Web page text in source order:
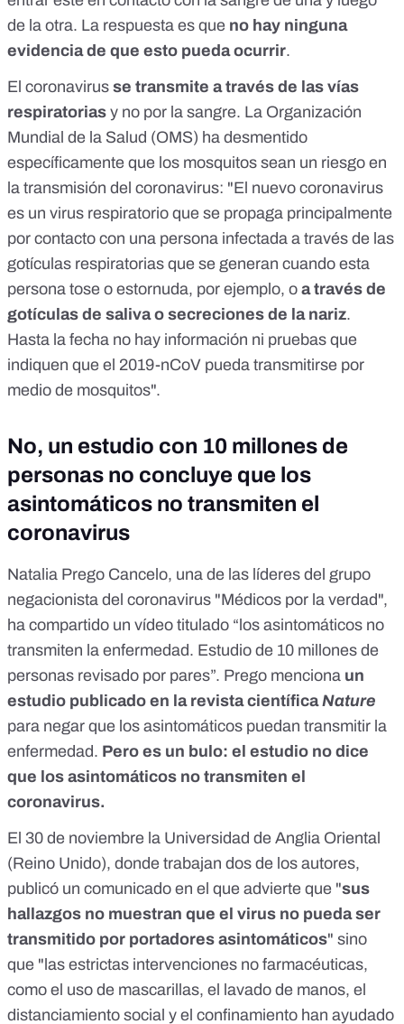
de la otra. La respuesta es que no hay ninguna
evidencia de que esto pueda ocurrir.
El coronavirus se transmite a través de las vías
respiratorias y no por la sangre. La Organización
Mundial de la Salud (OMS) ha desmentido
específicamente que los mosquitos sean un riesgo en
la transmisión del coronavirus: "El nuevo coronavirus
es un virus respiratorio que se propaga principalmente
por contacto con una persona infectada a través de las
gotículas respiratorias que se generan cuando esta
persona tose o estornuda, por ejemplo, o a través de
gotículas de saliva o secreciones de la nariz.
Hasta la fecha no hay información ni pruebas que
indiquen que el 2019-nCoV pueda transmitirse por
medio de mosquitos".
No, un estudio con 10 millones de
personas no concluye que los
asintomáticos no transmiten el
coronavirus
Natalia Prego Cancelo, una de las líderes del grupo
negacionista del coronavirus "Médicos por la verdad",
ha compartido un vídeo titulado “los asintomáticos no
transmiten la enfermedad. Estudio de 10 millones de
personas revisado por pares”. Prego menciona un
estudio publicado en la revista científicaNature
para negar que los asintomáticos puedan transmitir la
enfermedad. Pero es un bulo: el estudio no dice
que los asintomáticos no transmiten el
coronavirus.
El 30 de noviembre la Universidad de Anglia Oriental
(Reino Unido), donde trabajan dos de los autores,
publicó un comunicado en el que advierte que "sus
hallazgos no muestran que el virus no pueda ser
transmitido por portadores asintomáticos" sino
que "las estrictas intervenciones no farmacéuticas,
como el uso de mascarillas, el lavado de manos, el
distanciamiento social y el confinamiento han ayudado